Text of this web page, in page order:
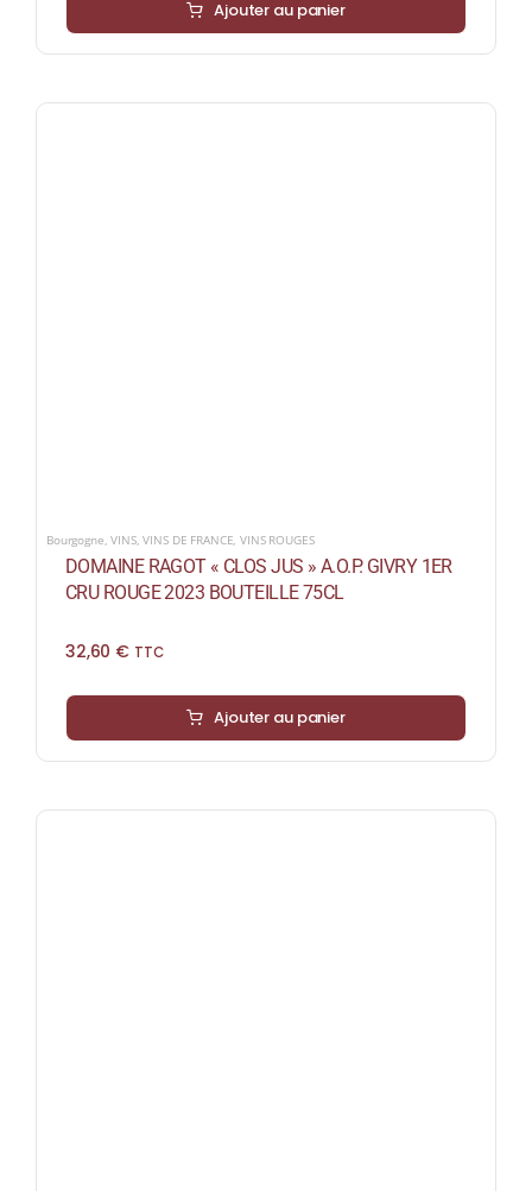
Ajouter au panier
Bourgogne ,VINS,VINS DE FRANCE ,VINS ROUGES
DOMAINE RAGOT « CLOS JUS » A.O.P. GIVRY 1ER
CRU ROUGE 2023 BOUTEILLE 75CL
32,60 € TTC
Ajouter au panier